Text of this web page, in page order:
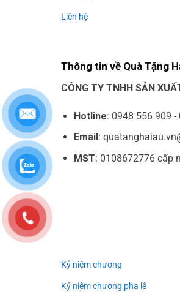
Liên hệ
Thông tin về Quà Tặng
CÔNG TY TNHH SẢN
Hotline: 0948 556 909
Email :
MST: 0108672776 cấp
Kỷ niệm chương
Kỷ niệm chương pha lê